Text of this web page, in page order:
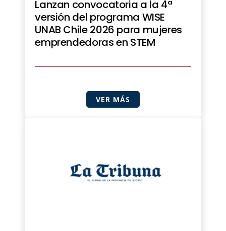
Lanzan convocatoria a la 4ª
versión del programa WISE
UNAB Chile 2026 para mujeres
emprendedoras en STEM
VER MÁS